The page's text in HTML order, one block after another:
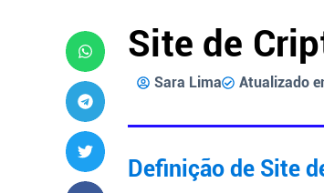
Site de
Sara Lima Atualizado
Definição de Site